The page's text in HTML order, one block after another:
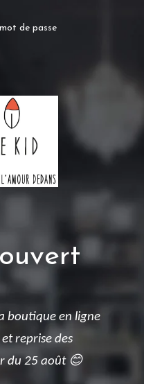
de passe
boutique en ligne
reprise des
du 25 août 😊